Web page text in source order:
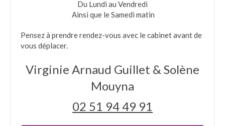
Du Lundi au Vendredi
​ Ainsi que le Samedi matin
Pensez à prendre rendez-vous avec le cabinet avant de
vous déplacer.
Virginie Arnaud Guillet & Solène
Mouyna
02 51 94 49 91